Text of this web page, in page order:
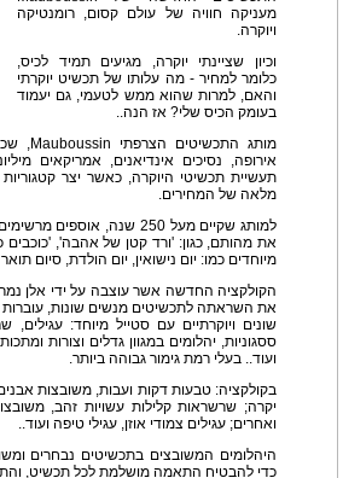
מעניקה חוויה של עולם קסום, רומנטיקה
ויוקרה.
וכיון שציינתי יוקרה, מגיעים תמיד לכיס,
כלומר למחיר - מה עלותו של תכשיט יוקרתי
והאם, למרות שהוא ממש לטעמי, גם יעמוד
בעומק הכיס שלי? אז הנה..
אירופה, נסיכים אינדיאנים, אמריקאים
תעשיית תכשיטי היוקרה, כאשר יצר
מלאה של המחירים.
למותג שקיים מעל 250 שנה,
את מהותם, כגון: 'ורד קטן של אהבה', 'כוכבים
מיוחדים כמו: יום נישואין, יום הולדת, סיום
הקולקציה החדשה אשר עוצבה על ידי אלן
את השראתה לתכשיטים מנשים שונות, עוברות
שונים ויוקרתיים עם סטייל מיוחד:
ססגוניות, יהלומים במגוון גדלים וצורות
ועוד.. בעלי רמת גימור גבוהה ביותר.
בקולקציה: טבעות דקות ועבות, משובצות
יקרה; שרשראות קלילות עשויות זהב,
ואחרים; עגילים צמודי אוזן, עגילי טיפה ועוד..
היהלומים המשובצים בתכשיטים נבחרים
כדי להבטיח התאמה מושלמת לכל תכשיט,